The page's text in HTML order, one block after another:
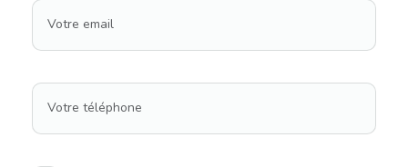
Votre email
Votre téléphone